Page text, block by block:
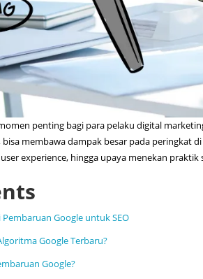
penting bagi para pelaku digital
membawa dampak besar pada peringkat
experience, hingga upaya menekan praktik
Google untuk SEO
Google Terbaru?
Google?